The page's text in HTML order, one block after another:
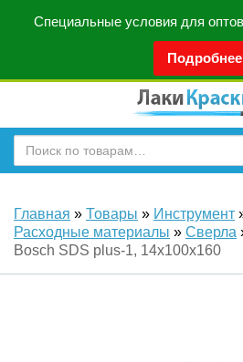
Специальные условия для
Подробнее
Главная » Товары » Инструмент
Расходные материалы » Сверла
Bosch SDS plus-1, 14x100x160